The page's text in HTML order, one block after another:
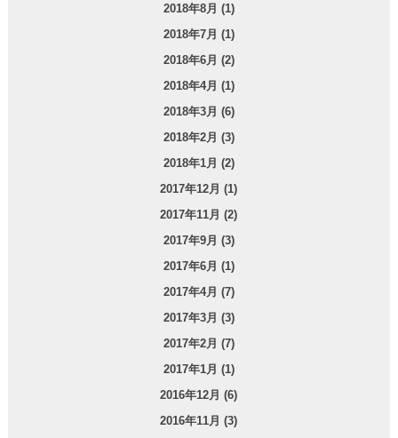
2018年8月 (1)
2018年7月 (1)
2018年6月 (2)
2018年4月 (1)
2018年3月 (6)
2018年2月 (3)
2018年1月 (2)
2017年12月 (1)
2017年11月 (2)
2017年9月 (3)
2017年6月 (1)
2017年4月 (7)
2017年3月 (3)
2017年2月 (7)
2017年1月 (1)
2016年12月 (6)
2016年11月 (3)